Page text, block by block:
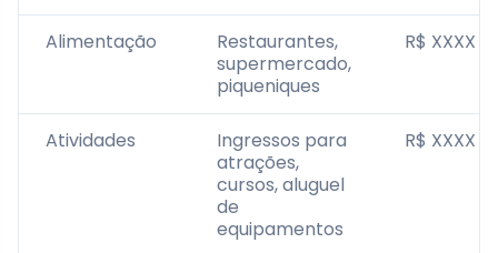
Alimentação
Restaurantes,
supermercado,
piqueniques
R$ XXXX
Atividades
Ingressos para
atrações,
cursos, aluguel
de
equipamentos
R$ XXXX